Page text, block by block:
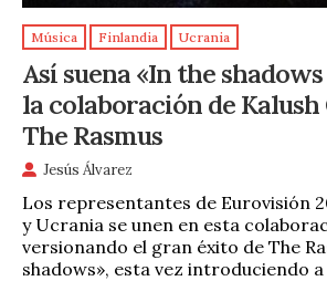
Música Finlandia Ucrania
Así suena «In the
la colaboración de
The Rasmus
Jesús Álvarez
Los representantes de Eurovisión
y Ucrania se unen en esta
versionando el gran éxito de The
shadows», esta vez introduciendo